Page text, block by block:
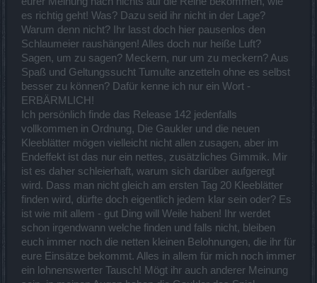
es richtig geht! Was? Dazu seid ihr nicht in der Lage?
Warum denn nicht? Ihr lasst doch hier pausenlos den
Schlaumeier raushängen! Alles doch nur heiße Luft?
Sagen, um zu sagen? Meckern, nur um zu meckern? Aus
Spaß und Geltungssucht Tumulte anzetteln ohne es selbst
besser zu können? Dafür kenne ich nur ein Wort -
ERBÄRMLICH!
Ich persönlich finde das Release 142 jedenfalls
vollkommen in Ordnung, Die Gaukler und die neuen
Kleeblätter mögen vielleicht nicht allen zusagen, aber im
Endeffekt ist das nur ein nettes, zusätzliches Gimmik. Mir
ist es daher schleierhaft, warum sich darüber aufgeregt
wird. Dass man nicht gleich am ersten Tag 20 Kleeblätter
finden wird, dürfte doch eigentlich jedem klar sein oder? Es
ist wie mit allem - gut Ding will Weile haben! Ihr werdet
schon irgendwann welche finden und falls nicht, bleiben
euch immer noch die netten kleinen Belohnungen, die ihr für
eure Einsätze bekommt. Alles in allem für mich noch immer
ein lohnenswerter Tausch! Mögt ihr auch anderer Meinung